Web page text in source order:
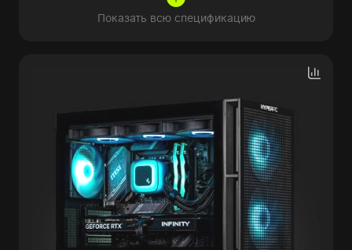
Показать всю спецификацию